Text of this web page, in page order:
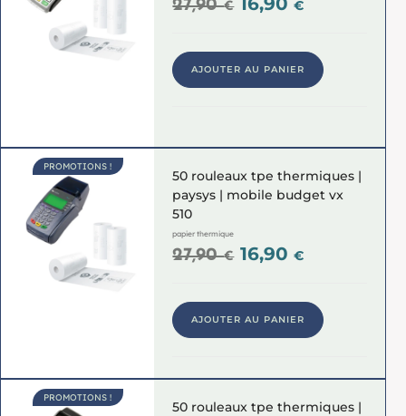
27,90€ €
AJOUTER AU PANIER
PROMOTIONS !
50 rouleaux tpe thermiques |
paysys | mobile budget vx
510
papier thermique
27,90€ 16,90€
AJOUTER AU PANIER
PROMOTIONS !
50 rouleaux tpe thermiques |